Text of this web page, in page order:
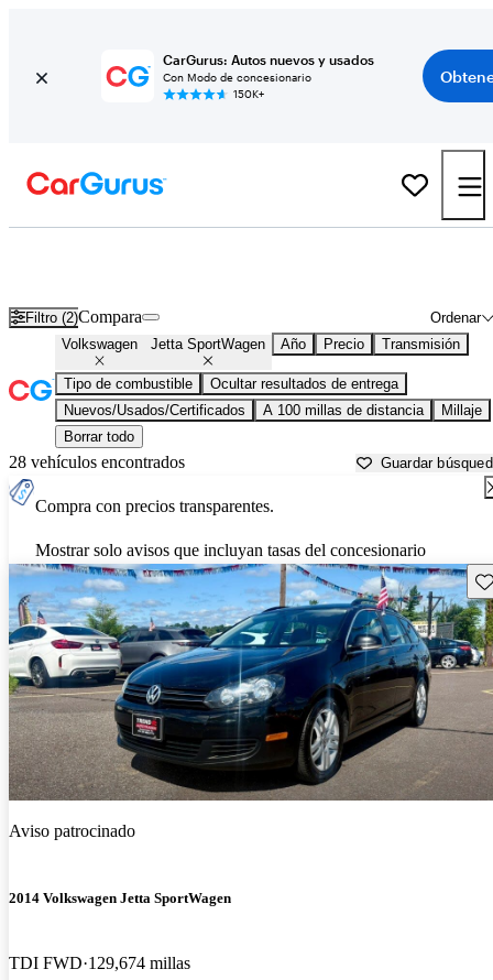
CarGurus: Autos nuevos y usados
Con Modo de concesionario
150K+
Filtro (2) Ordenar
Compara
Volkswagen Jetta SportWagen Año Precio Transmisión
Tipo de combustible
Ocultar resultados de entrega
Nuevos/Usados/Certificados
A 100 millas de distancia
Millaje
Borrar todo
28 vehículos encontrados Guardar
Compra con precios transparentes.
Mostrar solo avisos que incluyan tasas del concesionario
Aviso patrocinado
2014 Volkswagen Jetta SportWagen
TDI FWD 129,674 millas